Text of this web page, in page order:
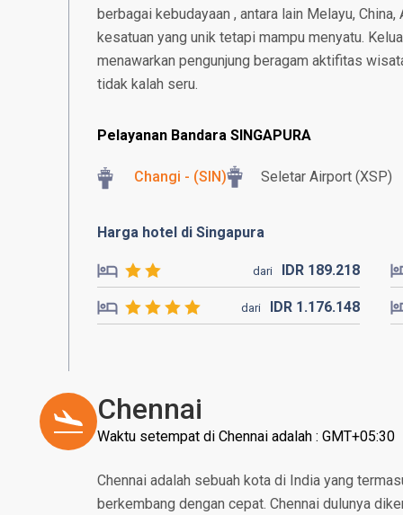
berbagai kebudayaan , antara lain Melayu,
kesatuan yang unik tetapi mampu menyatu.
menawarkan pengunjung beragam aktifitas
tidak kalah seru.
Pelayanan Bandara SINGAPURA
Changi - (SIN) Seletar Airport (XSP)
Harga hotel di Singapura
dari IDR 189.218
dari IDR 1.176.148
Chennai
Waktu setempat di Chennai adalah : GMT+05:30
Chennai adalah sebuah kota di India yang
berkembang dengan cepat. Chennai dulunya